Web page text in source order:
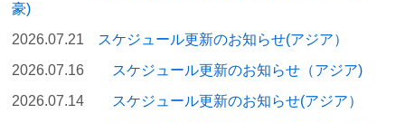
豪)
2026.07.21
スケジュール更新のお知らせ(アジア）
2026.07.16
スケジュール更新のお知らせ（アジア)
2026.07.14
スケジュール更新のお知らせ(アジア）